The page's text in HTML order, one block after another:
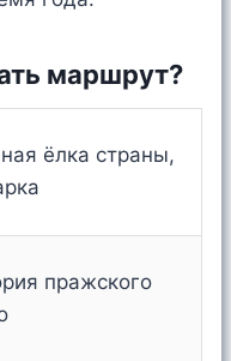
маршрут?
ёлка страны,
пражского